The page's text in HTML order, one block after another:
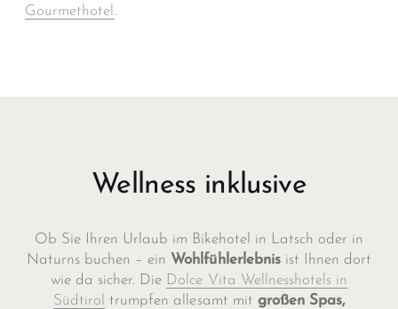
Gourmethotel .
Wellness inklusive
Ob Sie Ihren Urlaub im Bikehotel in Latsch oder in
Naturns buchen – ein Wohlfühlerlebnis ist Ihnen dort
wie da sicher. Die Dolce Vita Wellnesshotels in
Südtirol
trumpfen allesamt mit großen Spas,